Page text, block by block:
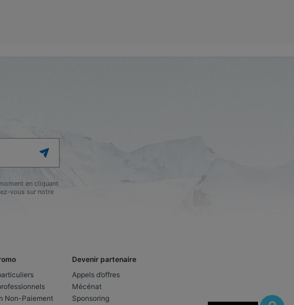
en cliquant
vous sur notre
Non-Paiement
Devenir partenaire
Appels d’offres
Mécénat
Sponsoring